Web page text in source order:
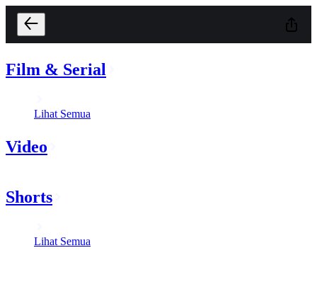
Film & Serial
Lihat Semua
Video
Shorts
Lihat Semua